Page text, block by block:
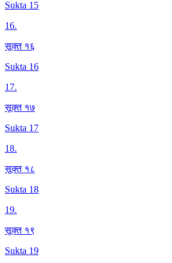
Sukta 15
16.
सूक्त १६
Sukta 16
17.
सूक्त १७
Sukta 17
18.
सूक्त १८
Sukta 18
19.
सूक्त १९
Sukta 19